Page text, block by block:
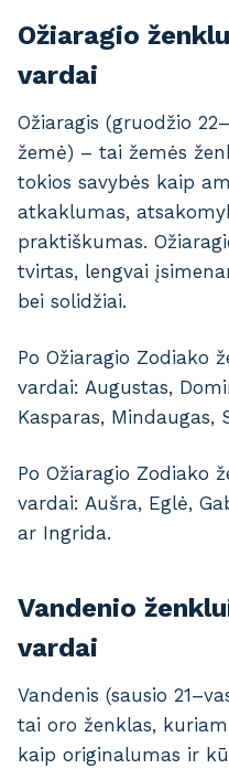
Ožiaragio
vardai
Ožiaragis (gruodžio
žemė) – tai žemės
tokios savybės kaip
atkaklumas,
praktiškumas.
tvirtas, lengvai
bei solidžiai.
Po Ožiaragio Zodiako
vardai: Augustas,
Kasparas, Mindaugas,
Po Ožiaragio Zodiako
vardai: Aušra, Eglė,
ar Ingrida.
Vandenio
vardai
Vandenis (sausio
tai oro ženklas,
kaip originalumas ir